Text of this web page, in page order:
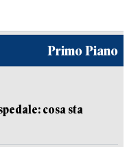
Primo Piano
cosa sta